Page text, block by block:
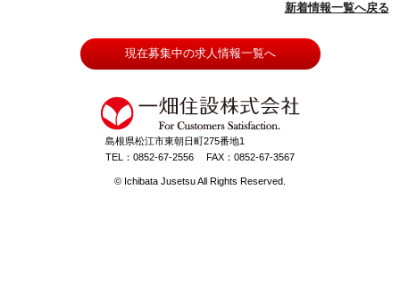
新着情報一覧へ戻る
現在募集中の求人情報一覧へ
島根県松江市東朝日町275番地1
TEL：0852-67-2556
FAX：0852-67-3567
© Ichibata Jusetsu All Rights Reserved.